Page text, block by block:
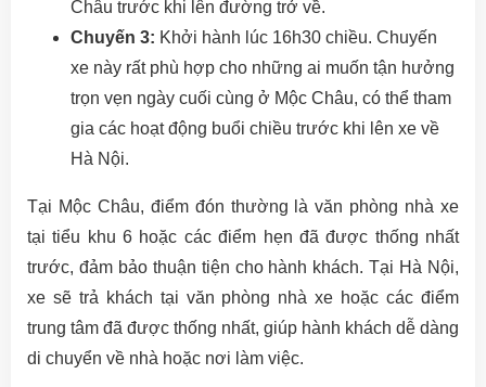
Châu trước khi lên đường trở về.
Chuyến 3: Khởi hành lúc 16h30 chiều. Chuyến
xe này rất phù hợp cho những ai muốn tận hưởng
trọn vẹn ngày cuối cùng ở Mộc Châu, có thể tham
gia các hoạt động buổi chiều trước khi lên xe về
Hà Nội.
Tại Mộc Châu, điểm đón thường là văn phòng nhà xe
tại tiểu khu 6 hoặc các điểm hẹn đã được thống nhất
trước, đảm bảo thuận tiện cho hành khách. Tại Hà Nội,
xe sẽ trả khách tại văn phòng nhà xe hoặc các điểm
trung tâm đã được thống nhất, giúp hành khách dễ dàng
di chuyển về nhà hoặc nơi làm việc.